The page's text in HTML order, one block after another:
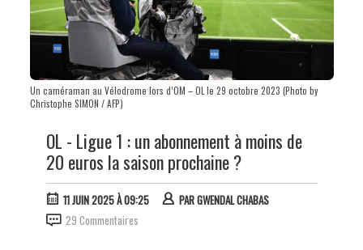
Un caméraman au Vélodrome lors d’OM – OL le 29 octobre 2023 (Photo by
Christophe SIMON / AFP)
OL - Ligue 1 : un abonnement à moins de
20 euros la saison prochaine ?
11 JUIN 2025 À 09:25 PARGWENDAL CHABAS
29 Commentaires